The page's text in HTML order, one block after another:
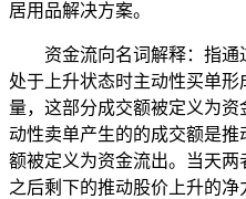
居用品解决方案。
资金流向名词解释：指通
处于上升状态时主动性买单
量，这部分成交额被定义为
动性卖单产生的的成交额是
额被定义为资金流出。当天
之后剩下的推动股价上升的